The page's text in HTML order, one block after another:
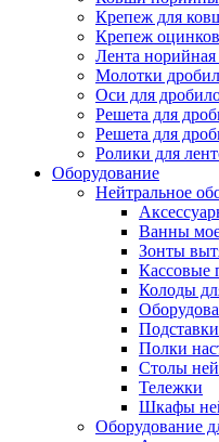
Крепеж для
Крепеж
Лента норийная
Молотки
Оси для
Решета для
Решета для
Ролики для
Оборудование
Нейтральное
Ванны
Зонты
Кассовые
Колоды
Подставки
Полки
Столы
Тележки
Шкафы
Оборудование